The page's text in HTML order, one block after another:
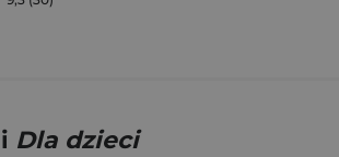
Dla dzieci